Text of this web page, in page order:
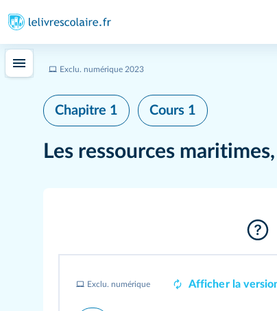
Exclu. numérique 2023
Chapitre 1 Cours 1
Les ressources
Exclu. numérique Afficher la